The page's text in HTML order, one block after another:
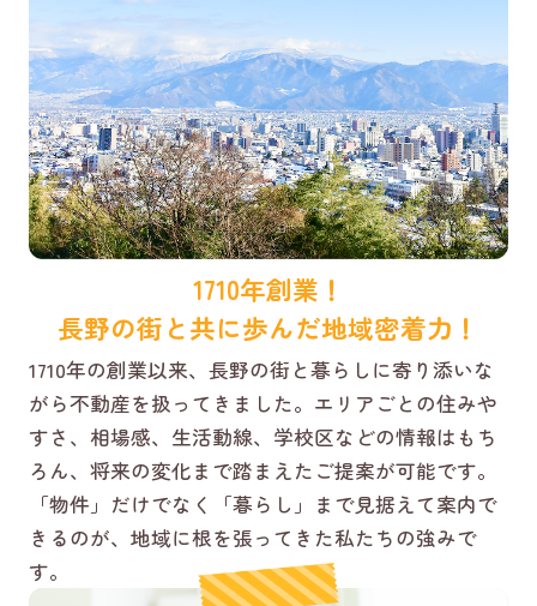
1710年創業！
長野の街と共に歩んだ地域密着力！
1710年の創業以来、長野の街と暮らしに寄り添いな
がら不動産を扱ってきました。エリアごとの住みや
すさ、相場感、生活動線、学校区などの情報はもち
ろん、将来の変化まで踏まえたご提案が可能です。
「物件」だけでなく「暮らし」まで見据えて案内で
きるのが、地域に根を張ってきた私たちの強みで
す。